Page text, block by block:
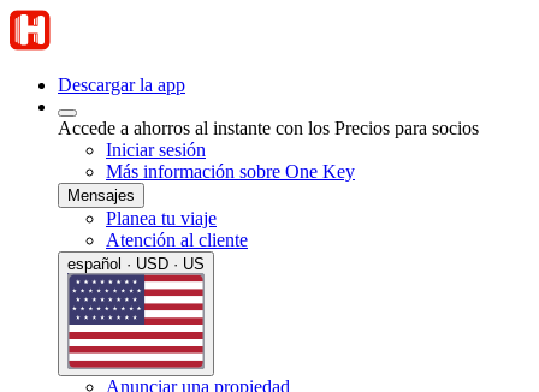
Descargar la app
Accede a ahorros al instante con los Precios para socios
Iniciar sesión
Más información sobre One Key
Mensajes
Planea tu viaje
Atención al cliente
español · USD · US
Anunciar una propiedad